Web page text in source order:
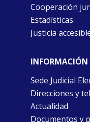
Cooperación
Estadísticas
Justicia
INFORMACIÓN
Sede Judicial
Direcciones y
Actualidad
Documentos y